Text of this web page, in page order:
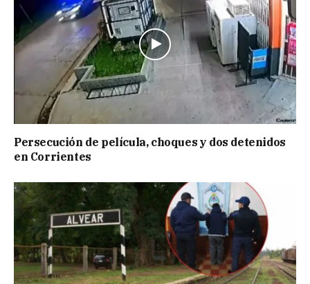
Persecución de película, choques y dos detenidos
en Corrientes